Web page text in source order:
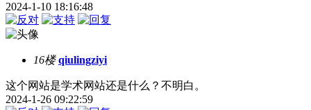
2024-1-10 18:16:48
16楼 qiulingziyi
这个网站是学术网站还是什么？不明白。
2024-1-26 09:22:59